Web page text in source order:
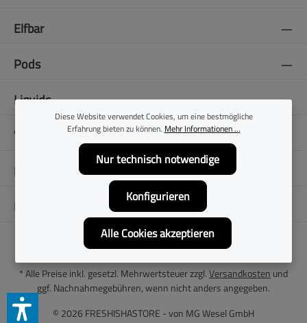
Elfbar
Pods
Liquids
Vapes
E-Zigaretten
Folge uns
© 2026 FRESHISHASTORE - von MG Wesel GmbH
* Alle Preise inkl. gesetzl. Mehrwertsteuer zzgl.Versandkosten und
ggf. Nachnahmegebühren, wenn nicht anders angegeben.
Diese Website verwendet Cookies, um eine bestmögliche
Erfahrung bieten zu können. Mehr Informationen ...
Nur technisch notwendige
Konfigurieren
Alle Cookies akzeptieren